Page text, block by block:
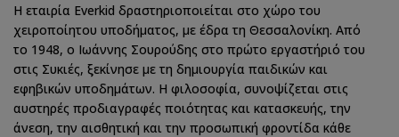
Η εταιρία Everkid δραστηριοποιείται στο χώρο του
χειροποίητου υποδήματος, με έδρα τη Θεσσαλονίκη. Από
το 1948, ο Ιωάννης Σουρούδης στο πρώτο εργαστήριό του
στις Συκιές, ξεκίνησε με τη δημιουργία παιδικών και
εφηβικών υποδημάτων. Η φιλοσοφία, συνοψίζεται στις
αυστηρές προδιαγραφές ποιότητας και κατασκευής, την
άνεση, την αισθητική και την προσωπική φροντίδα κάθε